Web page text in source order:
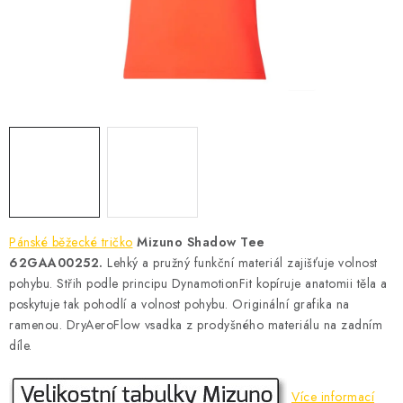
MEGA SLEVY
NOVINKY
NOVINKY MIZUNO
NOVINKY INOV-8
Pánské běžecké tričko Mizuno Shadow Tee
62GAA00252. Lehký a pružný funkční materiál zajišťuje volnost
pohybu. Střih podle principu DynamotionFit kopíruje anatomii těla a
poskytuje tak pohodlí a volnost pohybu. Originální grafika na
ramenou. DryAeroFlow vsadka z prodyšného materiálu na zadním
díle.
Více informací